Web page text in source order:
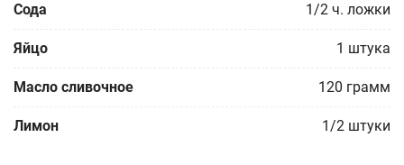
Сода 1/2 ч. ложки
Яйцо 1 штука
Масло сливочное 120 грамм
Лимон 1/2 штуки